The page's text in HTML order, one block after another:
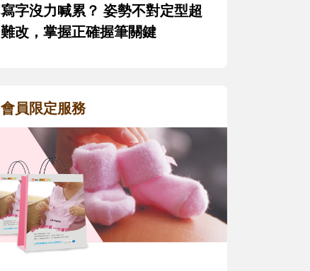
寫字沒力喊累？ 姿勢不對定型超
難改，掌握正確握筆關鍵
會員限定服務